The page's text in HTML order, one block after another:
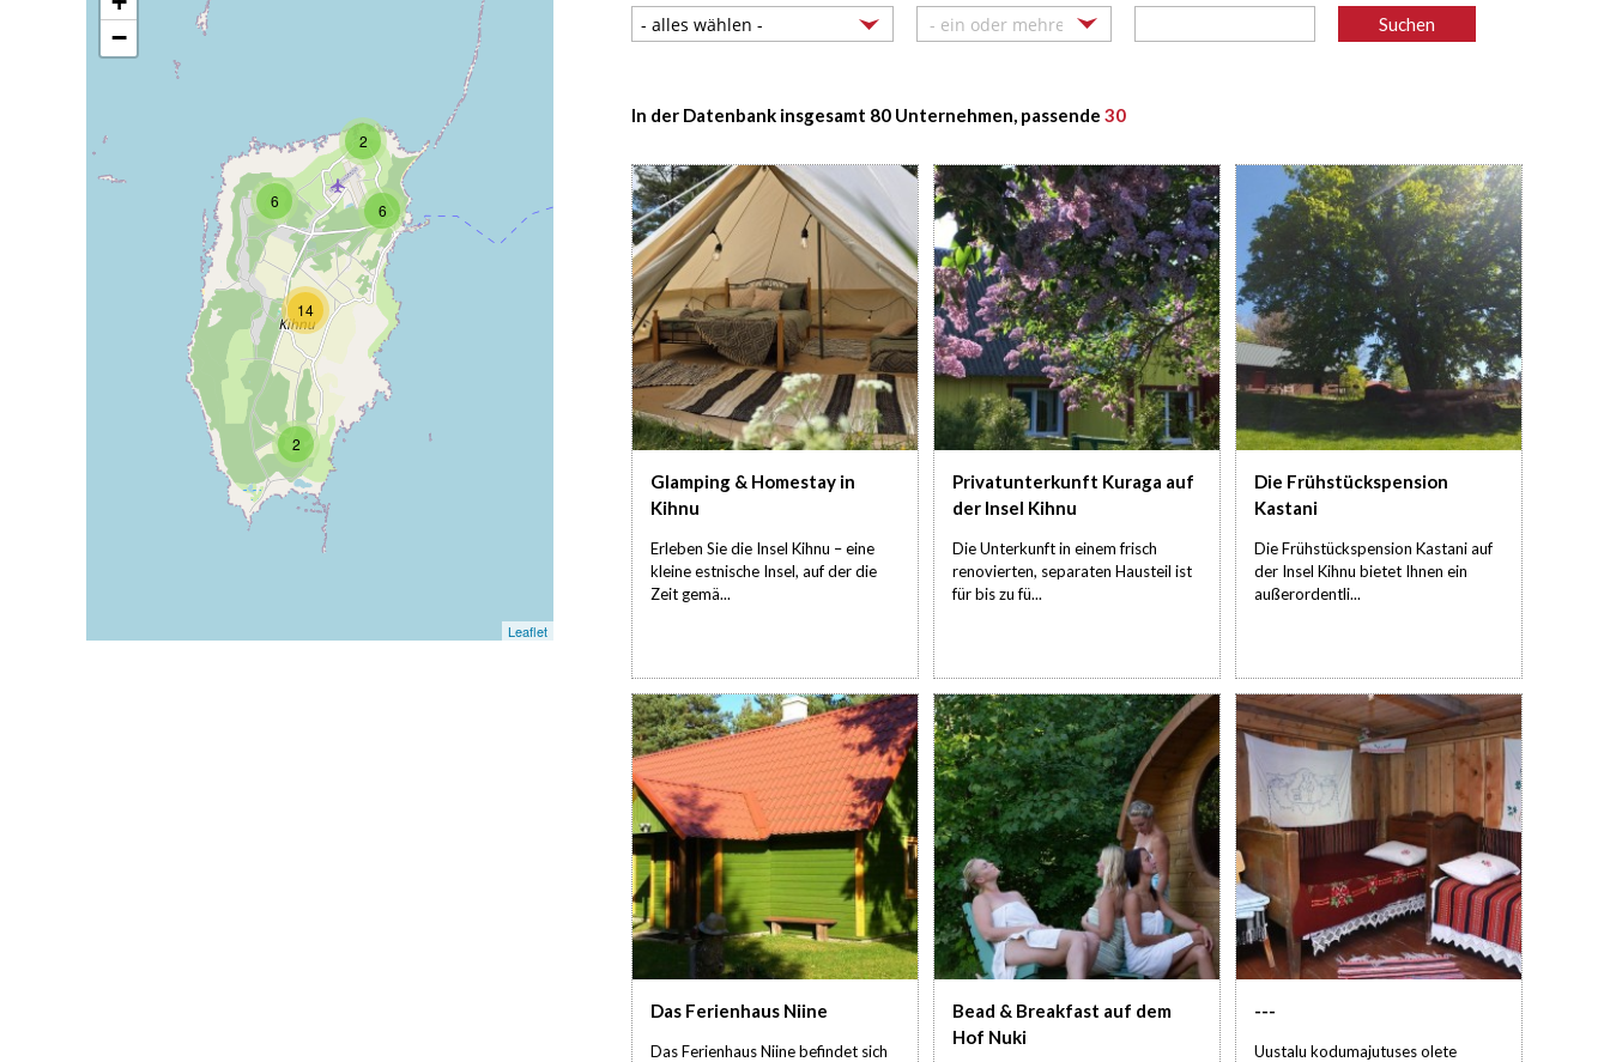
- ein oder mehrere wählen -
In der Datenbank insgesamt 80 Unternehmen, passende30
Glamping & Homestay in
Kihnu
Erleben Sie die Insel Kihnu – eine
kleine estnische Insel, auf der die
Zeit gemä...
Privatunterkunft Kuraga auf
der Insel Kihnu
Die Unterkunft in einem frisch
renovierten, separaten Hausteil ist
für bis zu fü...
Die Frühstückspension
Kastani
Die Frühstückspension Kastani auf
der Insel Kihnu bietet Ihnen ein
außerordentli...
Das Ferienhaus Niine
Das Ferienhaus Niine befindet sich
Bead & Breakfast auf dem
Hof Nuki
---
Uustalu kodumajutuses olete
2
2
6
6
14
−
Leaflet